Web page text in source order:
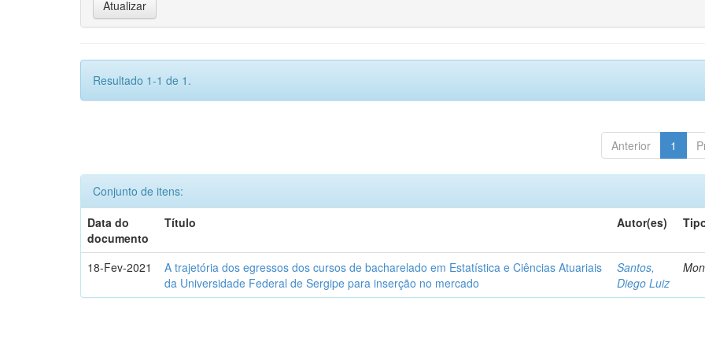
Resultado 1-1 de 1.
Anterior 1
Conjunto de itens:
Data do
documento
Título Autor(es)
18-Fev-2021
A trajetória dos egressos dos cursos de bacharelado em Estatística e Ciências Atuariais
da Universidade Federal de Sergipe para inserção no mercado
Santos,
Diego Luiz